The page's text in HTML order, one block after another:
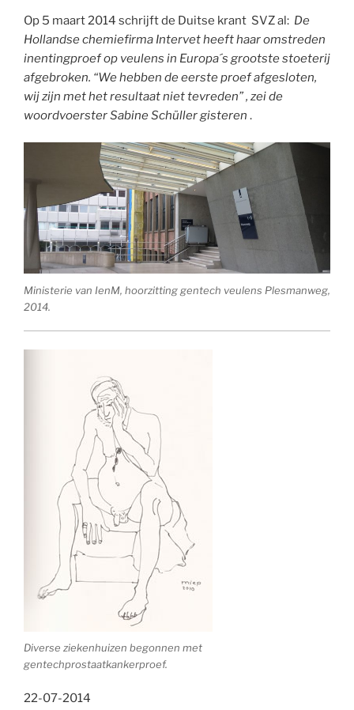
Op 5 maart 2014 schrijft de Duitse krant SVZ al: De
Hollandse chemiefirma Intervet heeft haar omstreden
inentingproef op veulens in Europa´s grootste stoeterij
afgebroken. “We hebben de eerste proef afgesloten,
wij zijn met het resultaat niet tevreden” , zei de
woordvoerster Sabine Schüller gisteren .
Ministerie van IenM, hoorzitting gentech veulens Plesmanweg,
2014.
Diverse ziekenhuizen begonnen met
gentechprostaatkankerproef.
22-07-2014